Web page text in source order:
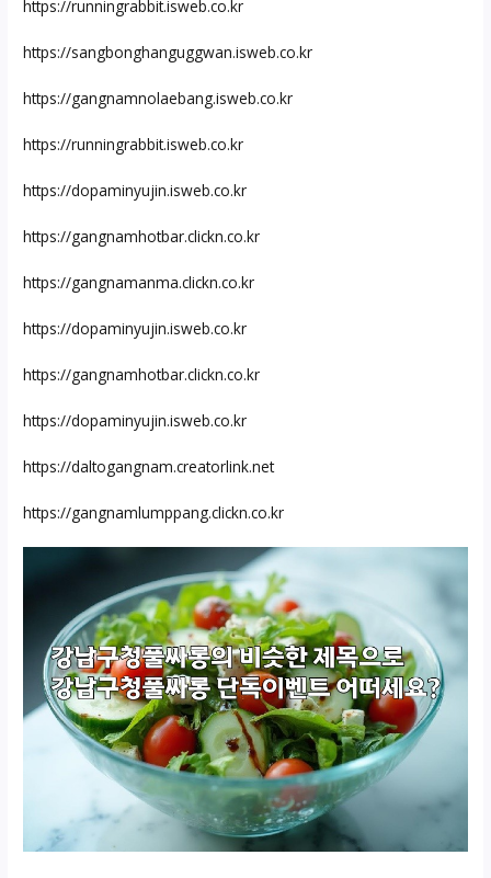
https://runningrabbit.isweb.co.kr
https://sangbonghanguggwan.isweb.co.kr
https://gangnamnolaebang.isweb.co.kr
https://runningrabbit.isweb.co.kr
https://dopaminyujin.isweb.co.kr
https://gangnamhotbar.clickn.co.kr
https://gangnamanma.clickn.co.kr
https://dopaminyujin.isweb.co.kr
https://gangnamhotbar.clickn.co.kr
https://dopaminyujin.isweb.co.kr
https://daltogangnam.creatorlink.net
https://gangnamlumppang.clickn.co.kr